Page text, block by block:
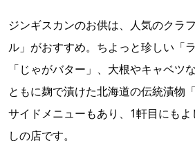
ジンギスカンのお供は、人気のクラ
ル」がおすすめ。ちよっと珍しい「
「じゃがバター」、大根やキャベツ
ともに麹で漬けた北海道の伝統漬物
サイドメニューもあり、1軒目にも
しの店です。